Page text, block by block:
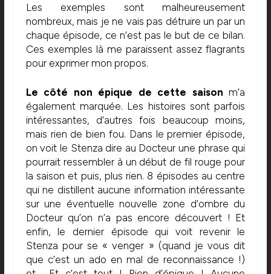
Les exemples sont malheureusement
nombreux, mais je ne vais pas détruire un par un
chaque épisode, ce n’est pas le but de ce bilan.
Ces exemples là me paraissent assez flagrants
pour exprimer mon propos.
Le côté non épique de cette saison m’a
également marquée. Les histoires sont parfois
intéressantes, d’autres fois beaucoup moins,
mais rien de bien fou. Dans le premier épisode,
on voit le Stenza dire au Docteur une phrase qui
pourrait ressembler à un début de fil rouge pour
la saison et puis, plus rien. 8 épisodes au centre
qui ne distillent aucune information intéressante
sur une éventuelle nouvelle zone d’ombre du
Docteur qu’on n’a pas encore découvert ! Et
enfin, le dernier épisode qui voit revenir le
Stenza pour se « venger » (quand je vous dit
que c’est un ado en mal de reconnaissance !)